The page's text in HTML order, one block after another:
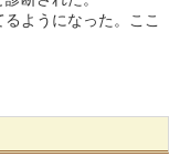
ようになった。ここ